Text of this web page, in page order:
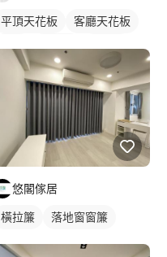
平頂天花板
客廳天花板
悠閣傢居
橫拉簾 落地窗窗簾